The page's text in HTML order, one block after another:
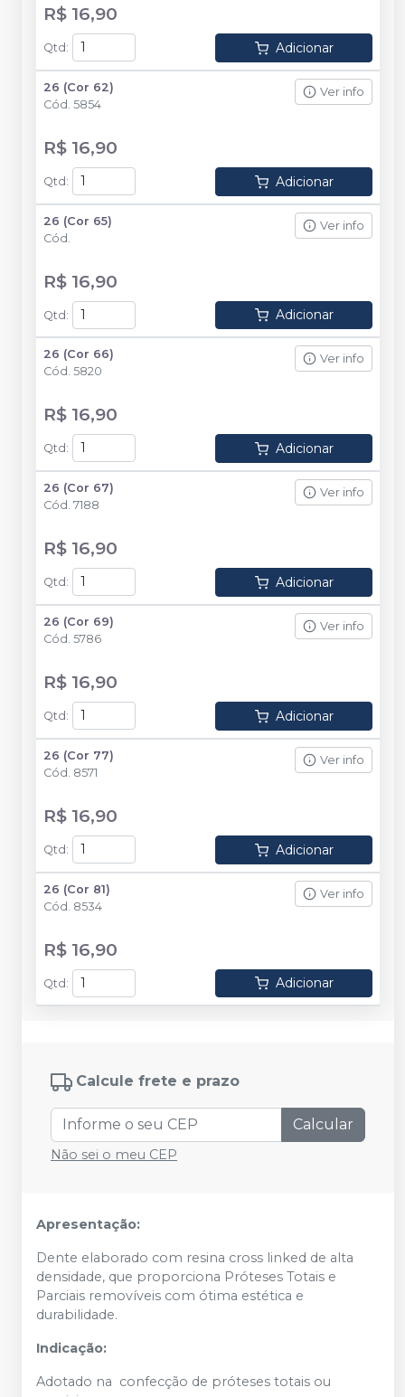
R$ 16,90
Qtd : Adicionar
26 (Cor 62)
Cód. 5854
Ver info
R$ 16,90
Qtd: Adicionar
26 (Cor 65)
Cód.
Ver info
R$ 16,90
Qtd: Adicionar
26 (Cor 66)
Cód. 5820
Ver info
R$ 16,90
Qtd : Adicionar
26 (Cor 67)
Cód. 7188
Ver info
R$ 16,90
Qtd : Adicionar
26 (Cor 69)
Cód. 5786
Ver info
R$ 16,90
Qtd : Adicionar
26 (Cor 77)
Cód. 8571
Ver info
R$ 16,90
Qtd : Adicionar
26 (Cor 81)
Cód. 8534
Ver info
R$ 16,90
Qtd: Adicionar
Calcule frete e prazo
Calcular
Não sei o meu CEP
Apresentação:
Dente elaborado com resina cross linked de alta
densidade, que proporciona Próteses Totais e
Parciais removíveis com ótima estética e
durabilidade.
Indicação:
Adotado na confecção de próteses totais ou